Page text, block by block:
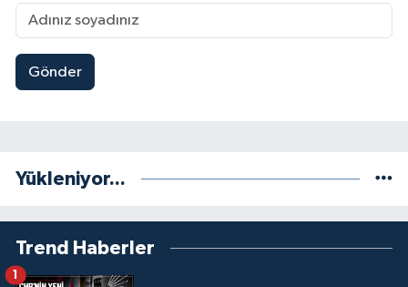
Gönder
Yükleniyor...
Trend Haberler
1